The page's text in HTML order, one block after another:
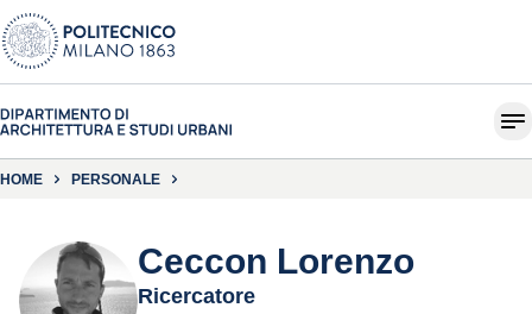
HOME PERSONALE
Ceccon Lorenzo
Ricercatore